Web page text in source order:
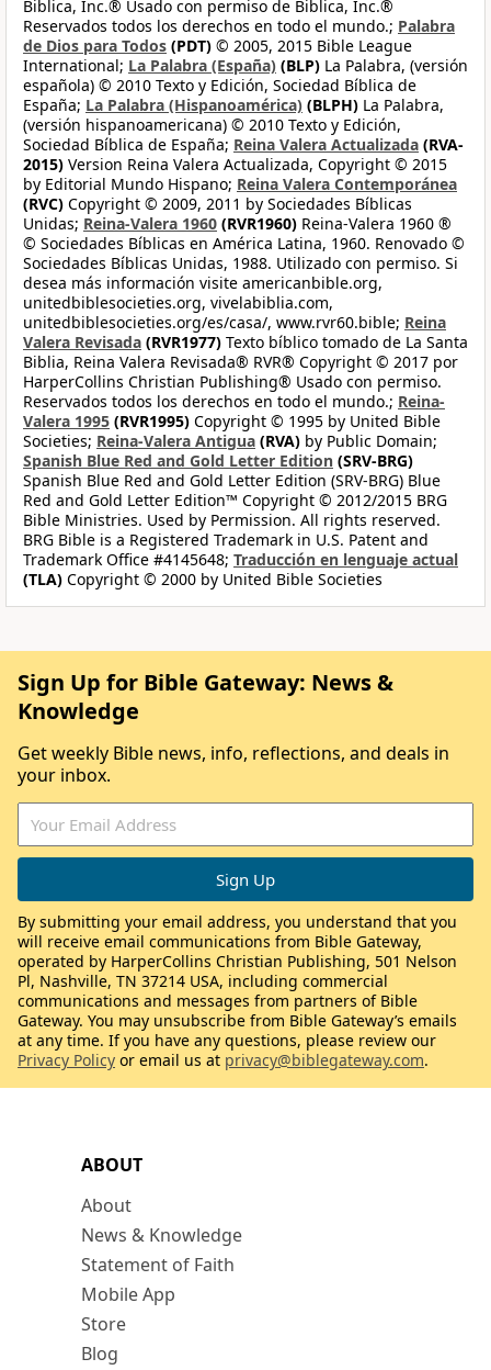
Biblica, Inc.® Usado con permiso de Biblica, Inc.®
Reservados todos los derechos en todo el mundo.; Palabra
de Dios para Todos (PDT) © 2005, 2015 Bible League
International; La Palabra (España) (BLP) La Palabra, (versión
española) © 2010 Texto y Edición, Sociedad Bíblica de
España; La Palabra (Hispanoamérica) (BLPH) La Palabra,
(versión hispanoamericana) © 2010 Texto y Edición,
Sociedad Bíblica de España; Reina Valera Actualizada (RVA-
2015) Version Reina Valera Actualizada, Copyright © 2015
by Editorial Mundo Hispano; Reina Valera Contemporánea
(RVC) Copyright © 2009, 2011 by Sociedades Bíblicas
Unidas; Reina-Valera 1960 (RVR1960) Reina-Valera 1960 ®
© Sociedades Bíblicas en América Latina, 1960. Renovado ©
Sociedades Bíblicas Unidas, 1988. Utilizado con permiso. Si
desea más información visite americanbible.org,
unitedbiblesocieties.org, vivelabiblia.com,
unitedbiblesocieties.org/es/casa/, www.rvr60.bible; Reina
Valera Revisada (RVR1977) Texto bíblico tomado de La Santa
Biblia, Reina Valera Revisada® RVR® Copyright © 2017 por
HarperCollins Christian Publishing® Usado con permiso.
Reservados todos los derechos en todo el mundo.; Reina-
Valera 1995 (RVR1995) Copyright © 1995 by United Bible
Societies; Reina-Valera Antigua (RVA) by Public Domain;
Spanish Blue Red and Gold Letter Edition (SRV-BRG)
Spanish Blue Red and Gold Letter Edition (SRV-BRG) Blue
Red and Gold Letter Edition™ Copyright © 2012/2015 BRG
Bible Ministries. Used by Permission. All rights reserved.
BRG Bible is a Registered Trademark in U.S. Patent and
Trademark Office #4145648; Traducción en lenguaje actual
(TLA) Copyright © 2000 by United Bible Societies
ABOUT
About
News & Knowledge
Statement of Faith
Mobile App
Store
Blog
Sign Up for Bible Gateway: News &
Knowledge
Get weekly Bible news, info, reflections, and deals in
your inbox.
By submitting your email address, you understand that you
will receive email communications from Bible Gateway,
operated by HarperCollins Christian Publishing, 501 Nelson
Pl, Nashville, TN 37214 USA, including commercial
communications and messages from partners of Bible
Gateway. You may unsubscribe from Bible Gateway’s emails
at any time. If you have any questions, please review our
Privacy Policy or email us at privacy@biblegateway.com.